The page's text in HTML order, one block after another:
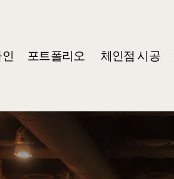
포트폴리오 체인점 시공